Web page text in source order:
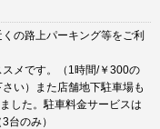
の路上パーキング等をご利
メです。（1時間/￥300の
い）また店舗地下駐車場も
した。駐車料金サービスは
台のみ）